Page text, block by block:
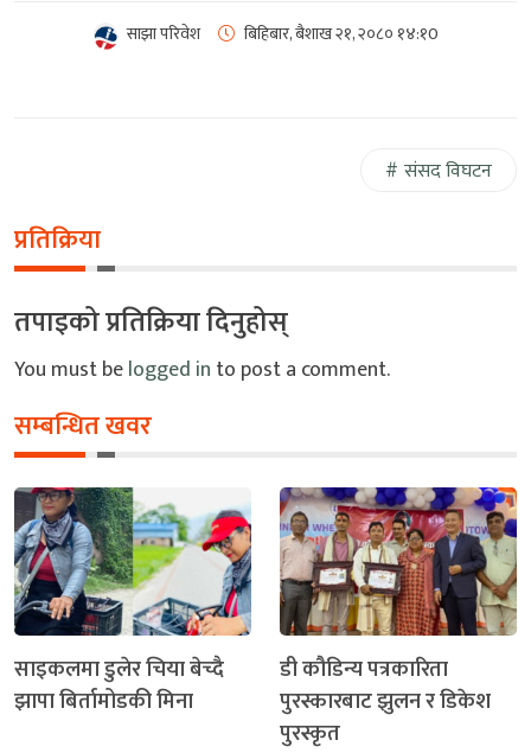
साझा परिवेश बिहिबार, बैशाख २१, २०८० १४:१0
संसद विघटन
प्रतिक्रिया
तपाइको प्रतिक्रिया दिनुहोस्
You must belogged in to post a comment.
सम्बन्धित खवर
साइकलमा डुलेर चिया बेच्दै
झापा बिर्तामोडकी मिना
डी कौडिन्य पत्रकारिता
पुरस्कारबाट झुलन र डिकेश
पुरस्कृत